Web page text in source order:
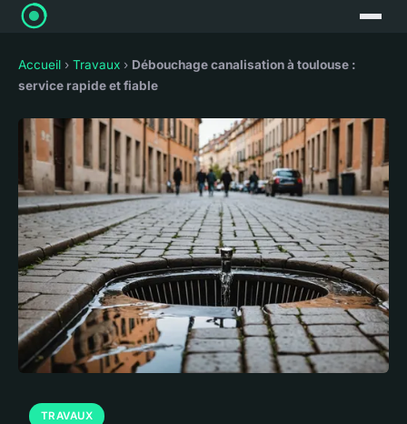
Accueil › Travaux › Débouchage canalisation à toulouse :
service rapide et fiable
TRAVAUX